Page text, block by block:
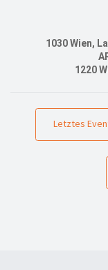
1030 Wien,
1220
Letztes